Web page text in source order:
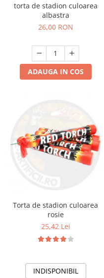
torta de stadion culoarea
albastra
26,00 RON
ADAUGA IN COS
Torta de stadion culoarea
rosie
25,42 Lei
INDISPONIBIL